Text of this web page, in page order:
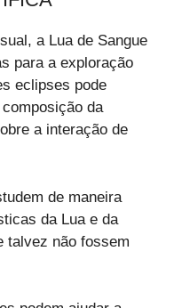
a Lua de Sangue
para a exploração
eclipses pode
da
a interação de
de maneira
da Lua e da
talvez não fossem